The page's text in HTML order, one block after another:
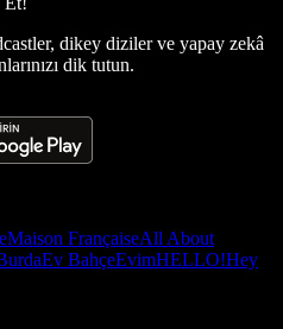
dikey diziler ve yapay zekâ
dik tutun.
Maison FrançaiseAll About
Ev BahçeEvimHELLO!Hey